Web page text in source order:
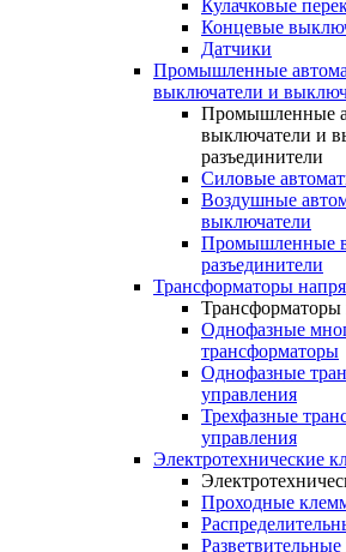
Кулачковые
Концевые
Датчики
Промышленные
выключатели и
Промышленные
выключатели и
разъединители
Силовые
Воздушные
выключатели
Промышленные
разъединители
Трансформаторы
Однофазные
трансформаторы
Однофазные
управления
Трехфазные
управления
Электротехнические
Проходные